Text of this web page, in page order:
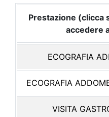
Prestazione (clicca
accedere
ECOGRAFIA
ECOGRAFIA
VISITA